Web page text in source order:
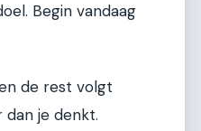
Begin vandaag
de rest volgt
dan je denkt.